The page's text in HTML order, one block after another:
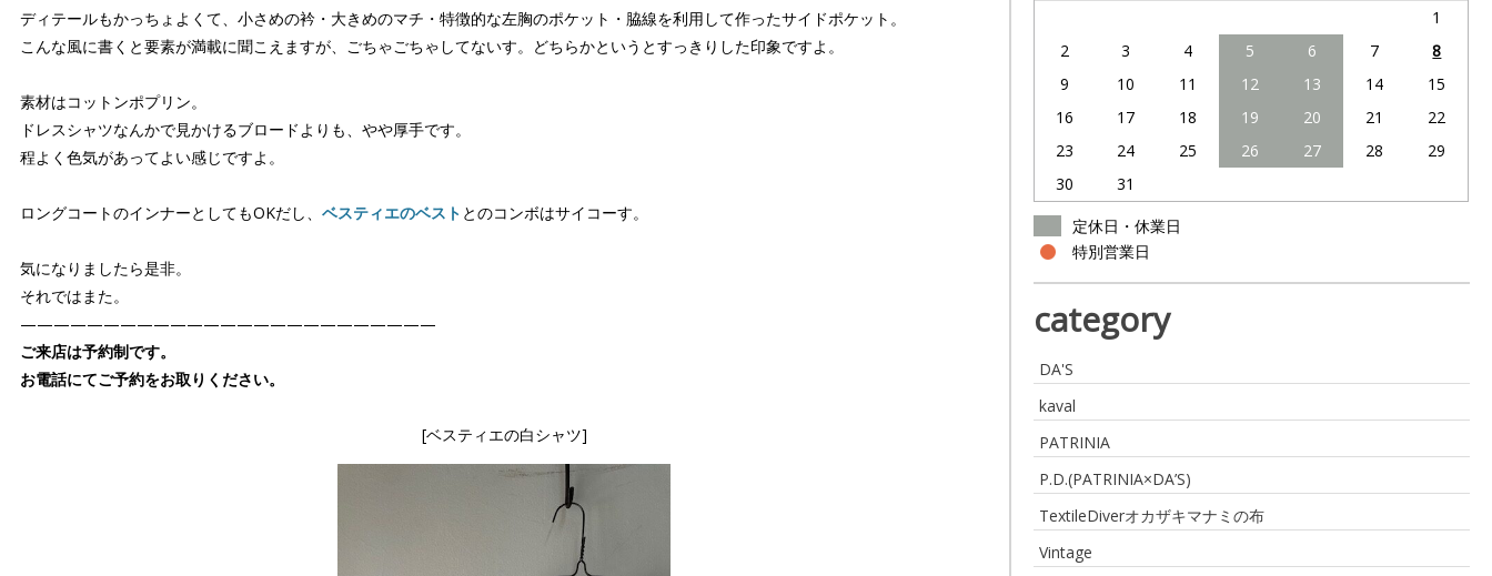
ディテールもかっちょよくて、小さめの衿・大きめのマチ・特徴的な左胸のポケット・脇線を利用して作ったサイドポケット。
こんな風に書くと要素が満載に聞こえますが、ごちゃごちゃしてないす。どちらかというとすっきりした印象ですよ。
素材はコットンポプリン。
ドレスシャツなんかで見かけるブロードよりも、やや厚手です。
程よく色気があってよい感じですよ。
ロングコートのインナーとしてもOKだし、ベスティエのベスト とのコンボはサイコーす。
気になりましたら是非。
それではまた。
—————————————————————————
ご来店は予約制です。
お電話にてご予約をお取りください。
[ベスティエの白シャツ]
1
2
3 4 5 6 7
8
9
10 11 12 13 14
15
16
17 18 19 20 21
22
23
24 25 26 27 28
29
30
31
定休日・休業日
特別営業日
category
DA'S
kaval
PATRINIA
P.D.(PATRINIA×DA’S)
TextileDiverオカザキマナミの布
Vintage